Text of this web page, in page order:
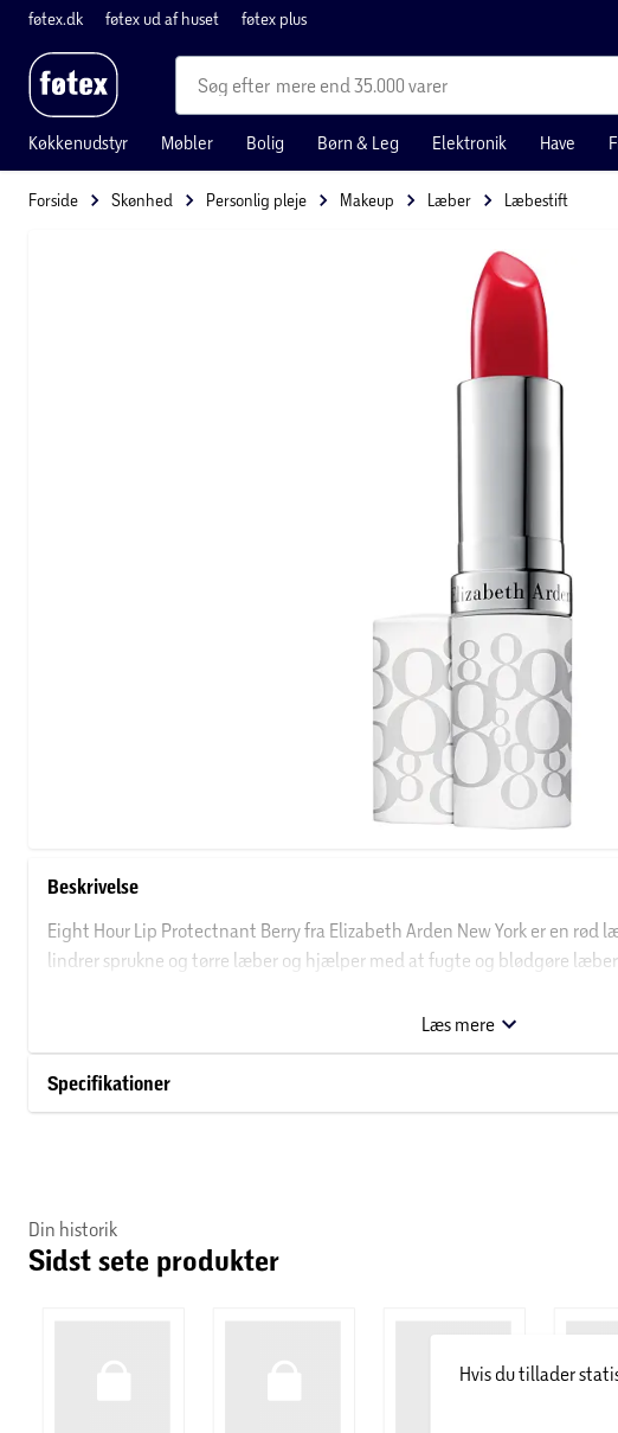
føtex.dk føtex ud af huset føtex plus
mere end 35.000 varer
Køkkenudstyr Møbler Bolig Børn & Leg Elektronik Have
Forside Skønhed Personlig pleje Makeup Læber Læbestift
Beskrivelse
Eight Hour Lip Protectnant Berry fra Elizabeth Arden New York er en rød
lindrer sprukne og tørre læber og hjælper med at fugte og blødgøre
Det kendte skønhedsbrand blev etableret af Miss Elizabeth Arden for et
Læs mere
Specifikationer
Din historik
Sidst sete produkter
Hvis du tillader